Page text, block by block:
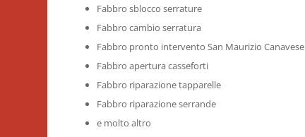
Fabbro sblocco serrature
Fabbro cambio serratura
Fabbro pronto intervento San Maurizio Canavese
Fabbro apertura casseforti
Fabbro riparazione tapparelle
Fabbro riparazione serrande
e molto altro